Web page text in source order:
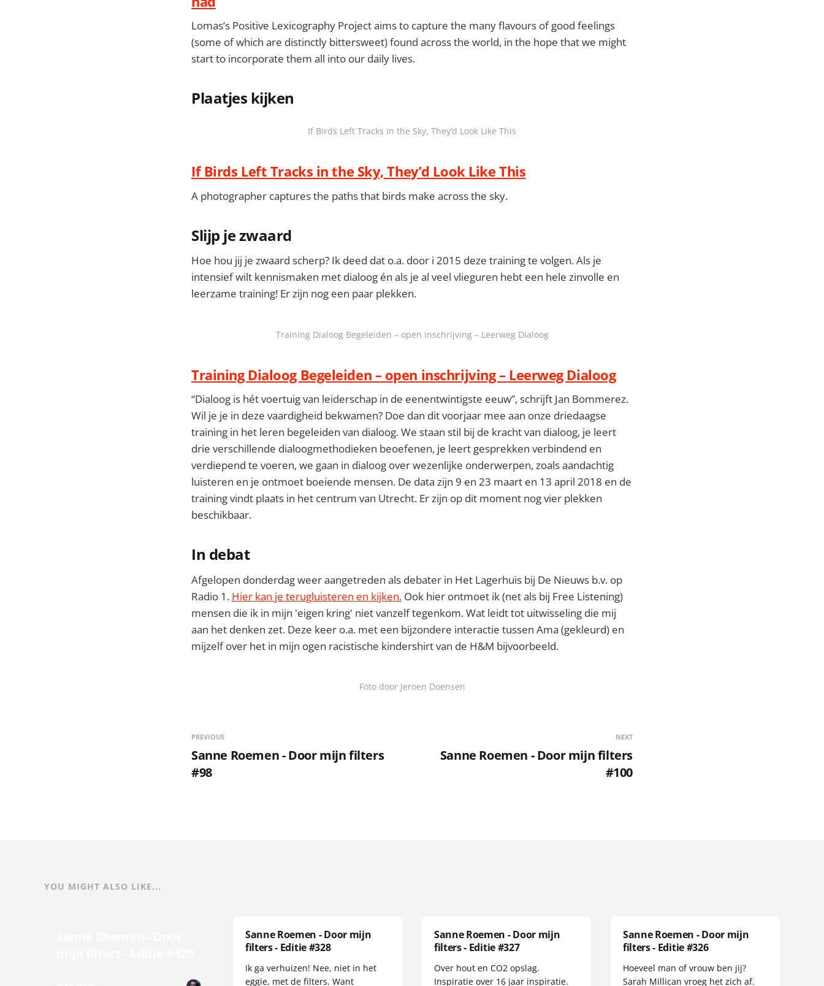
Lomas’s Positive Lexicography Project aims to capture the many flavours of good feelings
(some of which are distinctly bittersweet) found across the world, in the hope that we might
start to incorporate them all into our daily lives.
Plaatjes kijken
If Birds Left Tracks in the Sky, They’d Look Like This
If Birds Left Tracks in the Sky, They’d Look Like This
A photographer captures the paths that birds make across the sky.
Slijp je zwaard
Hoe hou jij je zwaard scherp? Ik deed dat o.a. door i 2015 deze training te volgen. Als je
intensief wilt kennismaken met dialoog én als je al veel vlieguren hebt een hele zinvolle en
leerzame training! Er zijn nog een paar plekken.
Training Dialoog Begeleiden – open inschrijving – Leerweg Dialoog
Training Dialoog Begeleiden – open inschrijving – Leerweg Dialoog
“Dialoog is hét voertuig van leiderschap in de eenentwintigste eeuw”, schrijft Jan Bommerez.
Wil je je in deze vaardigheid bekwamen? Doe dan dit voorjaar mee aan onze driedaagse
training in het leren begeleiden van dialoog. We staan stil bij de kracht van dialoog, je leert
drie verschillende dialoogmethodieken beoefenen, je leert gesprekken verbindend en
verdiepend te voeren, we gaan in dialoog over wezenlijke onderwerpen, zoals aandachtig
luisteren en je ontmoet boeiende mensen. De data zijn 9 en 23 maart en 13 april 2018 en de
training vindt plaats in het centrum van Utrecht. Er zijn op dit moment nog vier plekken
beschikbaar.
In debat
Afgelopen donderdag weer aangetreden als debater in Het Lagerhuis bij De Nieuws b.v. op
Radio 1. Hier kan je terugluisteren en kijken. Ook hier ontmoet ik (net als bij Free Listening)
mensen die ik in mijn 'eigen kring' niet vanzelf tegenkom. Wat leidt tot uitwisseling die mij
aan het denken zet. Deze keer o.a. met een bijzondere interactie tussen Ama (gekleurd) en
mijzelf over het in mijn ogen racistische kindershirt van de H&M bijvoorbeeld.
Foto door Jeroen Doensen
PREVIOUS
Sanne Roemen - Door mijn filters
#98
NEXT
Sanne Roemen - Door mijn filters
#100
YOU MIGHT ALSO LIKE...
Sanne Roemen - Door mijn
filters - Editie #328
Ik ga verhuizen! Nee, niet in het
eggie, met de filters. Want
Sanne Roemen - Door mijn
filters - Editie #327
Over hout en CO2 opslag.
Inspiratie over 16 jaar inspiratie.
Sanne Roemen - Door mijn
filters - Editie #326
Hoeveel man of vrouw ben jij?
Sarah Millican vroeg het zich af.